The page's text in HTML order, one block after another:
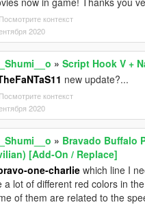
Посмотрите контекст
2020
» Script Hook V +
new update?...
Посмотрите контекст
2020
» Bravado Buffalo
[Add-On / Replace]
one-charlie which line I
a lot of different red colors in
of them are related to the